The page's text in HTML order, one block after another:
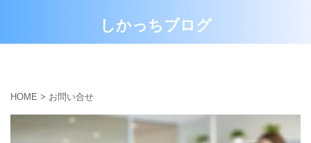
しかっちブログ
HOME > お問い合せ